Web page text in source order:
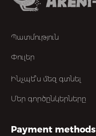
Պատմություն
Փուլեր
Ինչպե՞ս մեզ գտնել
Մեր գործընկերները
Payment methods